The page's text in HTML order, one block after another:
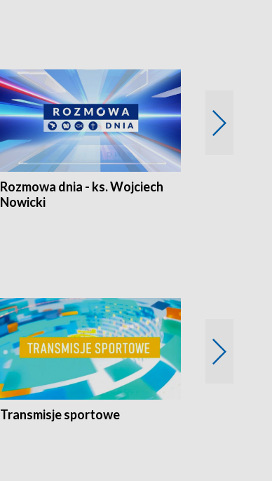
Rozmowa dnia - ks. Wojciech
Nowicki
Transmisje sportowe